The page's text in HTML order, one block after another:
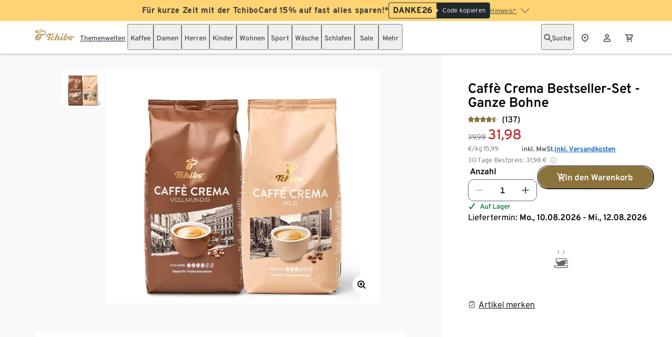
Für kurze Zeit mit der TchiboCard 15% auf fast alles sparen!* DANKE26 Code kopieren Hinweis*
Themenwelten Kaffee Damen Herren Kinder Wohnen Sport Wäsche Schlafen Sale Mehr Suche
Caffè Crema Bestseller-Set -
Ganze Bohne
(137)
39,98 31,98
€/kg15,99
30-Tage-Bestpreis: 31,98 €
inkl. MwSt.inkl. Versandkosten
Anzahl
In den Warenkorb
Auf Lager
Liefertermin: Mo., 10.08.2026 - Mi., 12.08.2026
Artikel merken